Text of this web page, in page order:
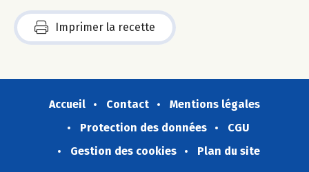
Imprimer la recette
Accueil Contact
Mentions légales
Protection des données
CGU
Gestion des cookies
Plan du site